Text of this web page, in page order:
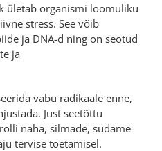
ületab organismi loomuliku
stress. See võib
ja DNA-d ning on seotud
ja
vabu radikaale enne,
Just seetõttu
naha, silmade, südame-
tervise toetamisel.